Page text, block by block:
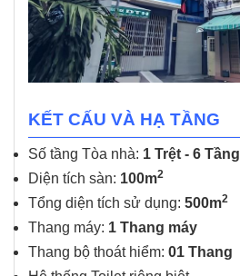
KẾT CẤU VÀ HẠ TẦNG
Số tầng Tòa nhà: 1 Trệt - 6 Tầng
Diện tích sàn: 100m2
Tổng diện tích sử dụng: 500m2
Thang máy: 1 Thang máy
Thang bộ thoát hiểm: 01 Thang